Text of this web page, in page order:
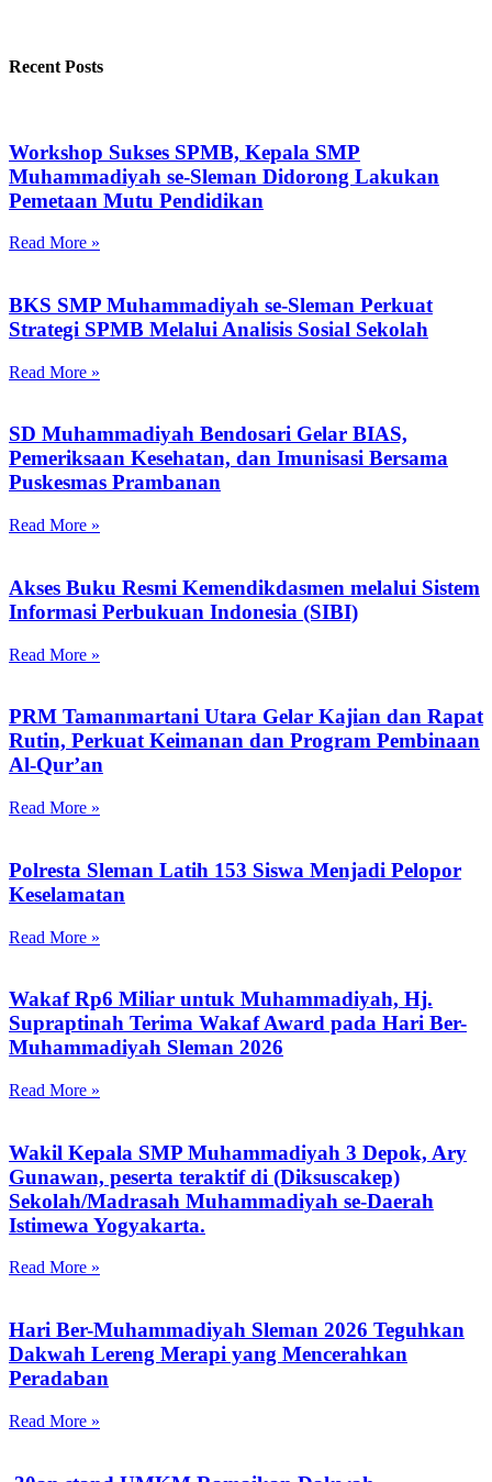
Recent Posts
Workshop Sukses SPMB, Kepala SMP
Muhammadiyah se-Sleman Didorong Lakukan
Pemetaan Mutu Pendidikan
Read More »
BKS SMP Muhammadiyah se-Sleman Perkuat
Strategi SPMB Melalui Analisis Sosial Sekolah
Read More »
SD Muhammadiyah Bendosari Gelar BIAS,
Pemeriksaan Kesehatan, dan Imunisasi Bersama
Puskesmas Prambanan
Read More »
Akses Buku Resmi Kemendikdasmen melalui Sistem
Informasi Perbukuan Indonesia (SIBI)
Read More »
PRM Tamanmartani Utara Gelar Kajian dan Rapat
Rutin, Perkuat Keimanan dan Program Pembinaan
Al-Qur’an
Read More »
Polresta Sleman Latih 153 Siswa Menjadi Pelopor
Keselamatan
Read More »
Wakaf Rp6 Miliar untuk Muhammadiyah, Hj.
Supraptinah Terima Wakaf Award pada Hari Ber-
Muhammadiyah Sleman 2026
Read More »
Wakil Kepala SMP Muhammadiyah 3 Depok, Ary
Gunawan, peserta teraktif di (Diksuscakep)
Sekolah/Madrasah Muhammadiyah se-Daerah
Istimewa Yogyakarta.
Read More »
Hari Ber-Muhammadiyah Sleman 2026 Teguhkan
Dakwah Lereng Merapi yang Mencerahkan
Peradaban
Read More »